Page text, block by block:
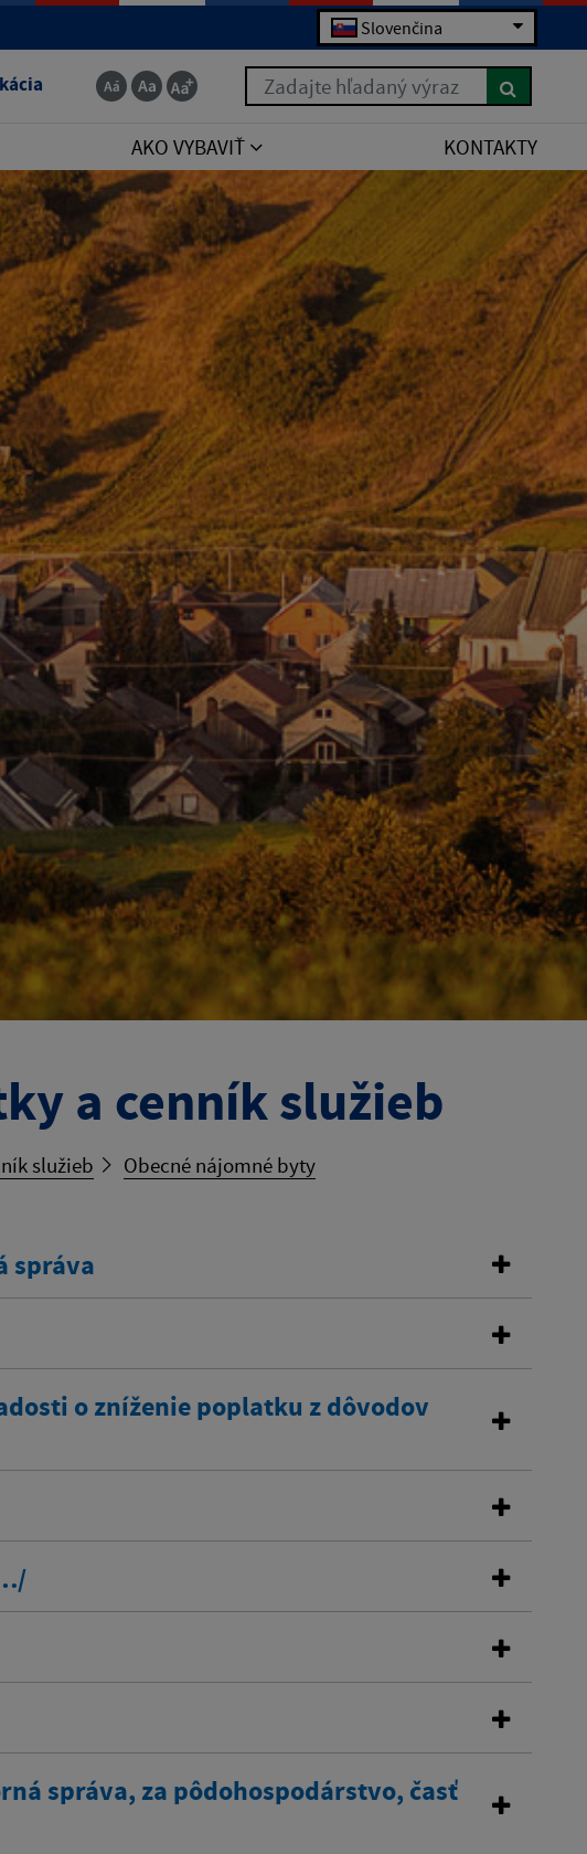
Slovenčina
Zadajte hľadaný výraz
AKO VYBAVIŤ KONTAKTY
a cenník služieb
služieb Obecné nájomné byty
správa
o zníženie poplatku z dôvodov
správa, za pôdohospodárstvo, časť